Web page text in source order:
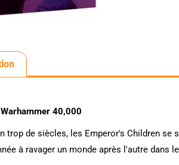
40,000
trop de siècles, les Emperor's Children
à ravager un monde après l'autre